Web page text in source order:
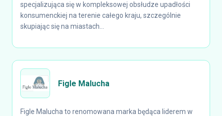
specjalizująca się w kompleksowej obsłudze upadłości
konsumenckiej na terenie całego kraju, szczególnie
skupiając się na miastach...
Figle Malucha
Figle Malucha to renomowana marka będąca liderem w